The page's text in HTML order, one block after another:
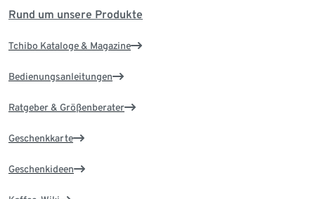
Rund um unsere Produkte
Tchibo Kataloge & Magazine
Bedienungsanleitungen
Ratgeber & Größenberater
Geschenkkarte
Geschenkideen